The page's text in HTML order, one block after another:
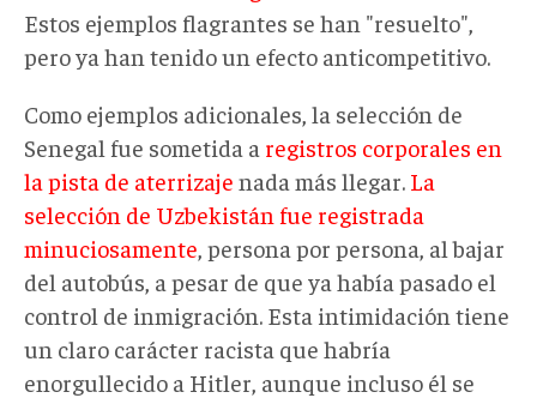
Estos ejemplos flagrantes se han "resuelto",
pero ya han tenido un efecto anticompetitivo.
Como ejemplos adicionales, la selección de
Senegal fue sometida a registros corporales en
la pista de aterrizaje nada más llegar. La
selección de Uzbekistán fue registrada
minuciosamente , persona por persona, al bajar
del autobús, a pesar de que ya había pasado el
control de inmigración. Esta intimidación tiene
un claro carácter racista que habría
enorgullecido a Hitler, aunque incluso él se